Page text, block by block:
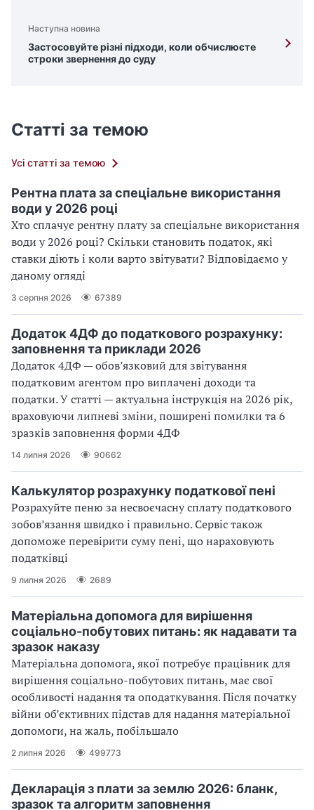
Наступна новина
Застосовуйте різні підходи, коли обчислюєте
строки звернення до суду
Статті за темою
Усі статті за темою
Рентна плата за спеціальне використання
води у 2026 році
Хто сплачує рентну плату за спеціальне використання
води у 2026 році? Скільки становить податок, які
ставки діють і коли варто звітувати? Відповідаємо у
даному огляді
3 серпня 2026 67389
Додаток 4ДФ до податкового розрахунку:
заповнення та приклади 2026
Додаток 4ДФ — обов’язковий для звітування
податковим агентом про виплачені доходи та
податки. У статті — актуальна інструкція на 2026 рік,
враховуючи липневі зміни, поширені помилки та 6
зразків заповнення форми 4ДФ
14 липня 2026 90662
Калькулятор розрахунку податкової пені
Розрахуйте пеню за несвоєчасну сплату податкового
зобов’язання швидко і правильно. Сервіс також
допоможе перевірити суму пені, що нараховують
податківці
9 липня 2026 2689
Матеріальна допомога для вирішення
соціально-побутових питань: як надавати та
зразок наказу
Матеріальна допомога, якої потребує працівник для
вирішення соціально-побутових питань, має свої
особливості надання та оподаткування. Після початку
війни об’єктивних підстав для надання матеріальної
допомоги, на жаль, побільшало
2 липня 2026 499773
Декларація з плати за землю 2026: бланк,
зразок та алгоритм заповнення